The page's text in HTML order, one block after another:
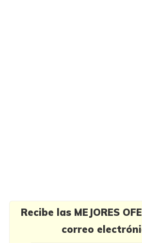
Recibe las MEJORES
correo